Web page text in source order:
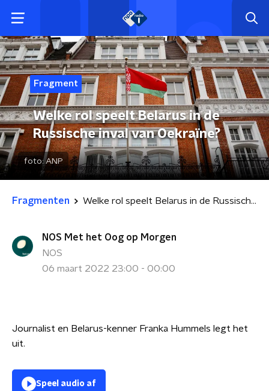
Fragment
Welke rol speelt Belarus in de
Russische inval van Oekraïne?
foto: ANP
Fragmenten Welke rol speelt Belarus in de Russische inval van Oekraïne?
NOS Met het Oog op Morgen
NOS
06 maart 2022 23:00 - 00:00
Journalist en Belarus-kenner Franka Hummels legt het
uit.
Speel audio af